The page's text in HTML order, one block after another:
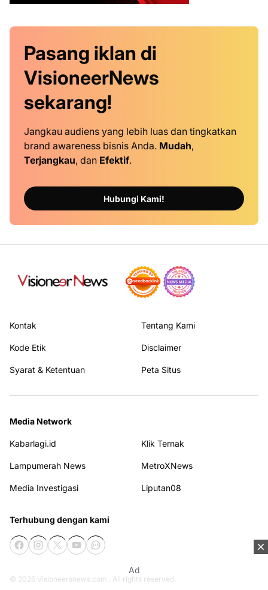
Pasang iklan di
VisioneerNews
sekarang!
Jangkau audiens yang lebih luas dan tingkatkan
brand awareness bisnis Anda. Mudah,
Terjangkau, dan Efektif.
Hubungi Kami!
Ad
Kontak Tentang Kami
Kode Etik Disclaimer
Syarat & Ketentuan Peta Situs
Media Network
Kabarlagi.id Klik Ternak
Lampumerah News MetroXNews
Media Investigasi Liputan08
Terhubung dengan kami
© 2026 Visioneersnews.com . All rights reserved.